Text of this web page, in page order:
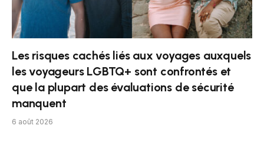
Les risques cachés liés aux voyages auxquels
les voyageurs LGBTQ+ sont confrontés et
que la plupart des évaluations de sécurité
manquent
6 août 2026